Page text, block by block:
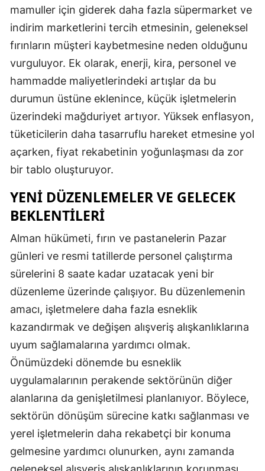
mamuller için giderek daha fazla süpermarket ve
indirim marketlerini tercih etmesinin, geleneksel
fırınların müşteri kaybetmesine neden olduğunu
vurguluyor. Ek olarak, enerji, kira, personel ve
hammadde maliyetlerindeki artışlar da bu
durumun üstüne eklenince, küçük işletmelerin
üzerindeki mağduriyet artıyor. Yüksek enflasyon,
tüketicilerin daha tasarruflu hareket etmesine yol
açarken, fiyat rekabetinin yoğunlaşması da zor
bir tablo oluşturuyor.
YENI DÜZENLEMELER VE GELECEK
BEKLENTILERI
Alman hükümeti, fırın ve pastanelerin Pazar
günleri ve resmi tatillerde personel çalıştırma
sürelerini 8 saate kadar uzatacak yeni bir
düzenleme üzerinde çalışıyor. Bu düzenlemenin
amacı, işletmelere daha fazla esneklik
kazandırmak ve değişen alışveriş alışkanlıklarına
uyum sağlamalarına yardımcı olmak.
Önümüzdeki dönemde bu esneklik
uygulamalarının perakende sektörünün diğer
alanlarına da genişletilmesi planlanıyor. Böylece,
sektörün dönüşüm sürecine katkı sağlanması ve
yerel işletmelerin daha rekabetçi bir konuma
gelmesine yardımcı olunurken, aynı zamanda